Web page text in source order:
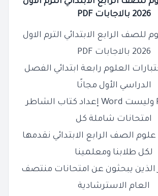
2026 بالاجابات PDF
للصف الرابع الابتدائي الترم الاول
2026 بالاجابات PDF
العلوم رابعة ابتدائي الفصل
الدراسي الأول مجانًا
بصيغة PDF وليست Word إعداد كتاب الشاطر
امتحانات شاملة كل
الصف الرابع الابتدائي نقدمها
لكل طلابنا ومعلمينا
الذين يبحثون عن امتحانات منتصف
العام الاسترشادية